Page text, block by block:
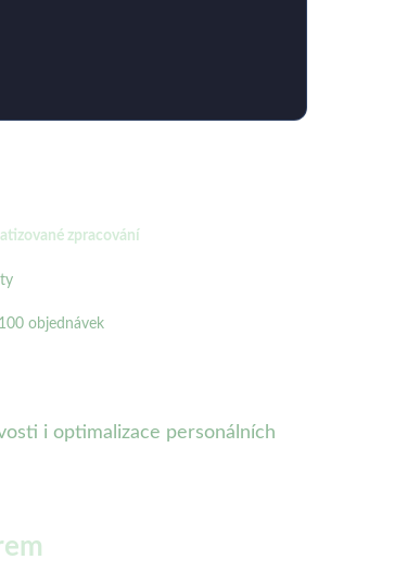
zpracování
objednávek
i optimalizace personálních